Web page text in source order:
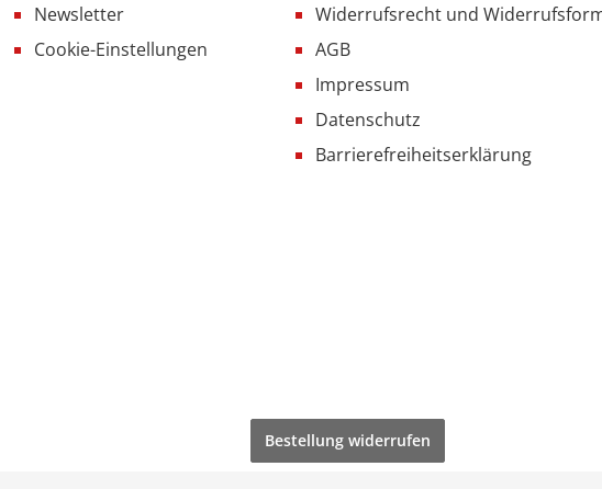
Newsletter
Cookie-Einstellungen
Widerrufsrecht und
AGB
Impressum
Datenschutz
Barrierefreiheitserklärung
Bestellung widerrufen